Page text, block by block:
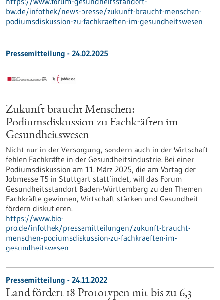
bw.de/infothek/news-presse/zukunft-braucht-menschen-
podiumsdiskussion-zu-fachkraeften-im-gesundheitswesen
Pressemitteilung - 24.02.2025
Zukunft braucht Menschen:
Podiumsdiskussion zu Fachkräften im
Gesundheitswesen
Nicht nur in der Versorgung, sondern auch in der Wirtschaft
fehlen Fachkräfte in der Gesundheitsindustrie. Bei einer
Podiumsdiskussion am 11. März 2025, die am Vortag der
Jobmesse T5 in Stuttgart stattfindet, will das Forum
Gesundheitsstandort Baden-Württemberg zu den Themen
Fachkräfte gewinnen, Wirtschaft stärken und Gesundheit
fördern diskutieren.
https://www.bio-
pro.de/infothek/pressemitteilungen/zukunft-braucht-
menschen-podiumsdiskussion-zu-fachkraeften-im-
gesundheitswesen
Pressemitteilung - 24.11.2022
Land fördert 18 Prototypen mit bis zu 6,3